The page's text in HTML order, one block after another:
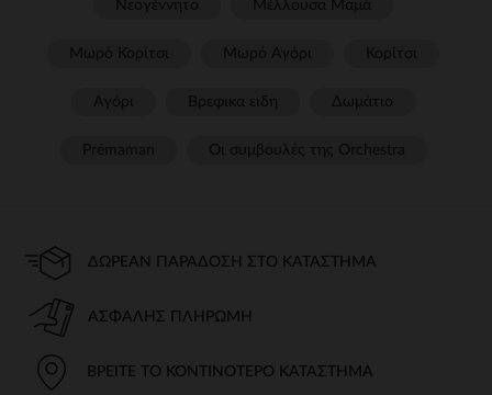
ΔΩΡΕΆΝ ΠΑΡΆΔΟΣΗ ΣΤΟ ΚΑΤΆΣΤΗΜΑ
ΑΣΦΑΛΉΣ ΠΛΗΡΩΜΉ
ΒΡΕΊΤΕ ΤΟ ΚΟΝΤΙΝΌΤΕΡΟ ΚΑΤΆΣΤΗΜΑ